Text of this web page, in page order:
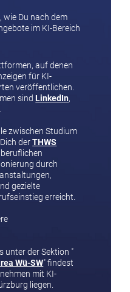
wie Du nach dem
im KI-Bereich
auf denen
für KI-
veröffentlichen.
sindLinkedIn,
zwischen Studium
derTHWS
durch
gezielte
erreicht.
unter der Sektion "
Wü-SW" findest
mit KI-
liegen.